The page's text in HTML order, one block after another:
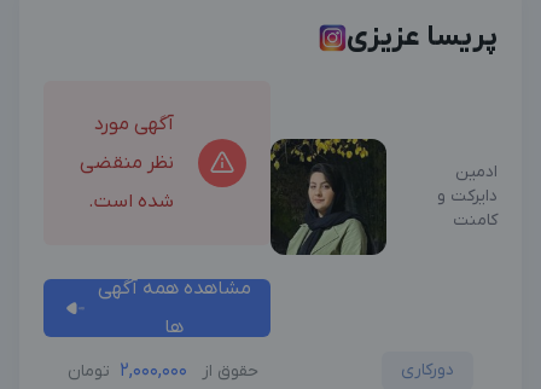
پریسا عزیزی
ادمین
دایرکت و
کامنت
آگهی مورد
نظر منقضی
شده است.
مشاهده همه آگهی
ها
دورکاری حقوق از 2,000,000 تومان